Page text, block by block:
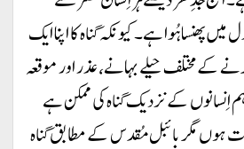
پھنسا ہُوا ہے۔ کیونکہ گناہ کا اپنا ایک
کے مختلف حیلے بہانے، عذر اور موقعہ
کے نزدیک گناہ کی ممکن ہے
ہوں مگر بائبل مُقدس کے مطابق گناہ